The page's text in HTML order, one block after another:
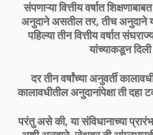
संपणाऱ्या वित्तीय वर्षात
अनुदाने असतील तर, तीच अनुदाने
पहिल्या तीन वित्तीय वर्षात
यांच्याकडून
दर तीन वर्षांच्या अनुवर्ती
कालावधीतील अनुदानांपेक्षा ती
परंतु असे की, या संविधानाच्या